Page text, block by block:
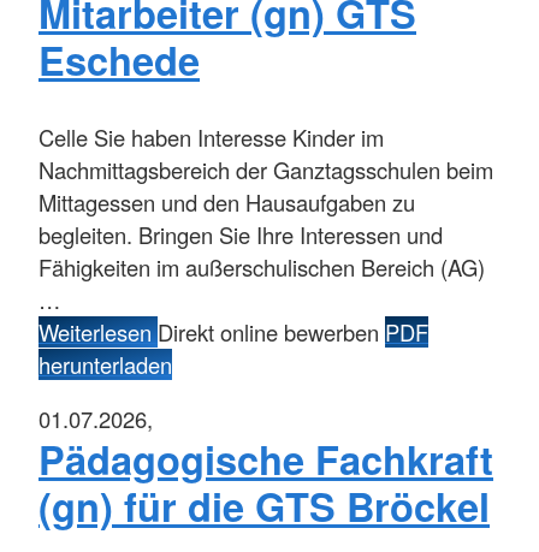
Mitarbeiter (gn) GTS
Eschede
Celle Sie haben Interesse Kinder im
Nachmittagsbereich der Ganztagsschulen beim
Mittagessen und den Hausaufgaben zu
begleiten. Bringen Sie Ihre Interessen und
Fähigkeiten im außerschulischen Bereich (AG)
…
WeiterlesenDirekt online bewerben PDF
herunterladen
01.07.2026,
Pädagogische Fachkraft
(gn) für die GTS Bröckel